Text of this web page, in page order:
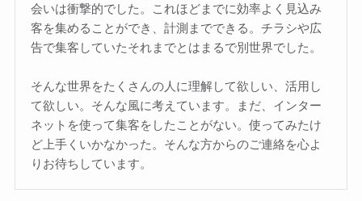
会いは衝撃的でした。これほどまでに効率よく見込み
客を集めることができ、計測までできる。チラシや広
告で集客していたそれまでとはまるで別世界でした。
そんな世界をたくさんの人に理解して欲しい、活用し
て欲しい。そんな風に考えています。まだ、インター
ネットを使って集客をしたことがない。使ってみたけ
ど上手くいかなかった。そんな方からのご連絡を心よ
りお待ちしています。